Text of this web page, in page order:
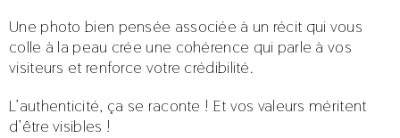
Une photo bien pensée associée à un récit qui vous
colle à la peau crée une cohérence qui parle à vos
visiteurs et renforce votre crédibilité.
L’authenticité, ça se raconte ! Et vos valeurs méritent
d’être visibles !